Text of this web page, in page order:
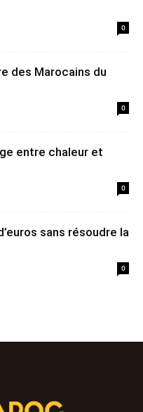
0
des Marocains du
0
entre chaleur et
0
sans résoudre la
0